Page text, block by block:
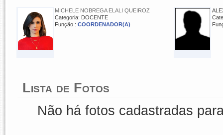
MICHELE NOBREGA ELALI QUEIROZ
Categoria: DOCENTE
Função : COORDENADOR(A)
Lista de Fotos
Não há fotos cadastradas